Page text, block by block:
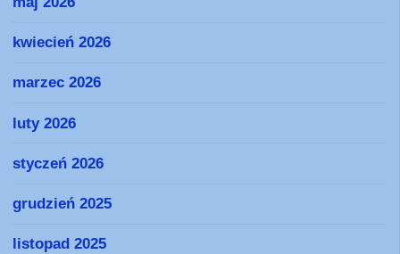
kwiecień 2026
marzec 2026
luty 2026
styczeń 2026
grudzień 2025
listopad 2025